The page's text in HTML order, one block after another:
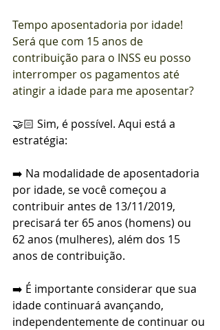
Tempo aposentadoria por idade!
Será que com 15 anos de
contribuição para o INSS eu posso
interromper os pagamentos até
atingir a idade para me aposentar?
🤝🏻 Sim, é possível. Aqui está a
estratégia:
➡️ Na modalidade de aposentadoria
por idade, se você começou a
contribuir antes de 13/11/2019,
precisará ter 65 anos (homens) ou
62 anos (mulheres), além dos 15
anos de contribuição.
➡️ É importante considerar que sua
idade continuará avançando,
independentemente de continuar ou